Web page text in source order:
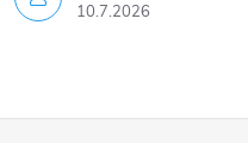
10.7.2026